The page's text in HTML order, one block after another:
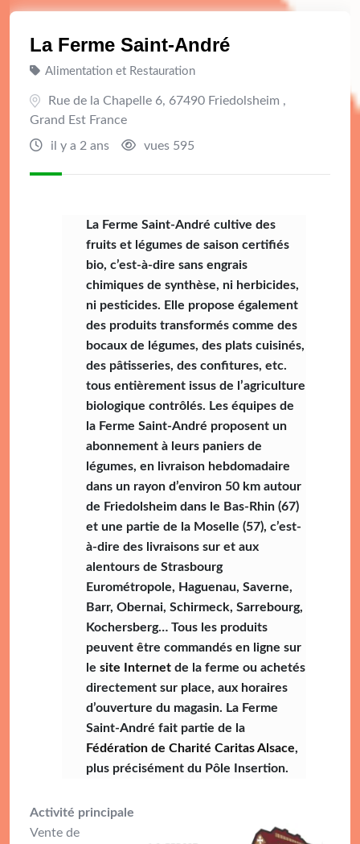
La Ferme Saint-André
Alimentation et Restauration
Rue de la Chapelle 6, 67490 Friedolsheim ,
Grand Est France
il y a 2 ans
vues 595
La Ferme Saint-André cultive des
fruits et légumes de saison certifiés
bio, c’est-à-dire sans engrais
chimiques de synthèse, ni herbicides,
ni pesticides. Elle propose également
des produits transformés comme des
bocaux de légumes, des plats cuisinés,
des pâtisseries, des confitures, etc.
tous entièrement issus de l’agriculture
biologique contrôlés. Les équipes de
la Ferme Saint-André proposent un
abonnement à leurs paniers de
légumes, en livraison hebdomadaire
dans un rayon d’environ 50 km autour
de Friedolsheim dans le Bas-Rhin (67)
et une partie de la Moselle (57), c’est-
à-dire des livraisons sur et aux
alentours de Strasbourg
Eurométropole, Haguenau, Saverne,
Barr, Obernai, Schirmeck, Sarrebourg,
Kochersberg… Tous les produits
peuvent être commandés en ligne sur
le site Internet de la ferme ou achetés
directement sur place, aux horaires
d’ouverture du magasin. La Ferme
Saint-André fait partie de la
Fédération de Charité Caritas Alsace,
plus précisément du Pôle Insertion.
Activité principale
Vente de